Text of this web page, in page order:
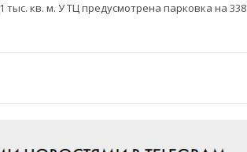
кв. м. У ТЦ предусмотрена парковка на 338